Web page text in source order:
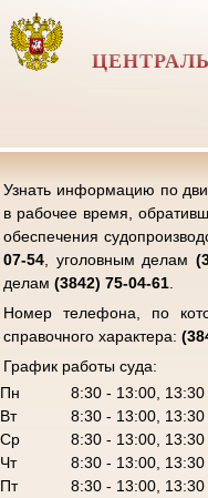
Узнать информацию по
в рабочее время,
обеспечения
07-54 , уголовным делам
делам(3842) 75-04-61
Номер телефона, по
справочного характера:
График работы суда:
Пн
8:30 - 13:00,
Вт
8:30 - 13:00,
Ср
8:30 - 13:00,
Чт
8:30 - 13:00,
Пт
8:30 - 13:00,